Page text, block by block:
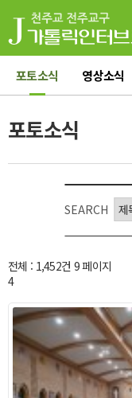
포토소식 영상소식
포토소식
SEARCH
전체 : 1,452건 9 페이지
4